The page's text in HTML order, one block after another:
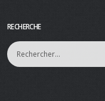
RECHERCHE